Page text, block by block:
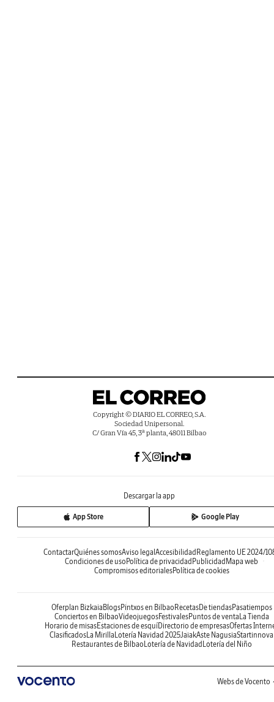
Copyright © DIARIO EL CORREO, S.A.
Sociedad Unipersonal.
C/ Gran Vía 45, 3ª planta, 48011 Bilbao
Descargar la app
App Store Google Play
ContactarQuiénes somosAviso legalAccesibilidadReglamento UE 2024/
Condiciones de usoPolítica de privacidadPublicidadMapa web
Compromisos editorialesPolítica de cookies
Oferplan BizkaiaBlogsPintxos en BilbaoRecetasDe tiendasPasatiempos
Conciertos en BilbaoVideojuegosFestivalesPuntos de ventaLa Tienda
Horario de misasEstaciones de esquíDirectorio de empresasOfertas
ClasificadosLa MirillaLotería Navidad 2025JaiakAste NagusiaStartinnova
Restaurantes de BilbaoLotería de NavidadLotería del Niño
Webs de Vocento